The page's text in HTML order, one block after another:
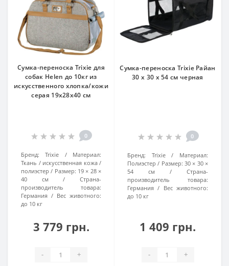
Сумка-переноска Trixie для
собак Helen до 10кг из
искусственного хлопка/кожи
серая 19x28x40 см
0
Бренд: Trixie
Материал:
Ткань / искусственная кожа /
полиэстер
Размер: 19 × 28 ×
40 см
Страна-
производитель товара:
Германия
Вес животного:
до 10 кг
3 779 грн.
- +
Сумка-переноска Trixie Райан
30 х 30 х 54 см черная
0
Бренд: Trixie
Материал:
Полиэстер
Размер: 30 × 30 ×
54 см
Страна-
производитель товара:
Германия
Вес животного:
до 10 кг
1 409 грн.
- +